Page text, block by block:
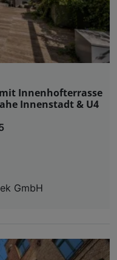
Innenhofterrasse
Innenstadt & U4
GmbH